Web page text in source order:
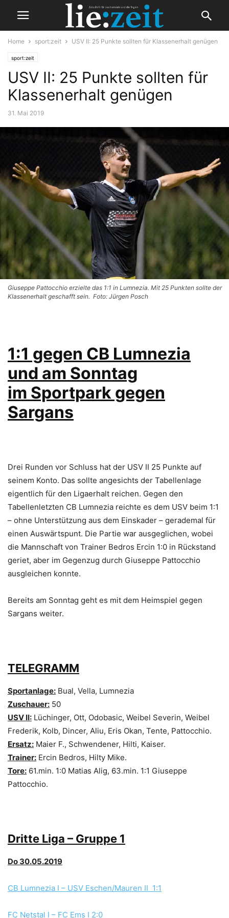
Home sport:zeit USV II: 25 Punkte sollten für Klassenerhalt genügen
sport:zeit
USV II: 25 Punkte sollten für
Klassenerhalt genügen
31. Mai 2019
Giuseppe Pattocchio erzielte das 1:1 in Lumnezia. Mit 25 Punkten sollte der
Klassenerhalt geschafft sein. Foto: Jürgen Posch
1:1 gegen CB Lumnezia
und am Sonntag
im Sportpark gegen
Sargans
Drei Runden vor Schluss hat der USV II 25 Punkte auf
seinem Konto. Das sollte angesichts der Tabellenlage
eigentlich für den Ligaerhalt reichen. Gegen den
Tabellenletzten CB Lumnezia reichte es dem USV beim 1:1
– ohne Unterstützung aus dem Einskader – gerademal für
einen Auswärtspunt. Die Partie war ausgeglichen, wobei
die Mannschaft von Trainer Bedros Ercin 1:0 in Rückstand
geriet, aber im Gegenzug durch Giuseppe Pattocchio
ausgleichen konnte.
Bereits am Sonntag geht es mit dem Heimspiel gegen
Sargans weiter.
TELEGRAMM
Sportanlage: Bual, Vella, Lumnezia
Zuschauer: 50
USV II: Lüchinger, Ott, Odobasic, Weibel Severin, Weibel
Frederik, Kolb, Dincer, Aliu, Eris Okan, Tente, Pattocchio.
Ersatz: Maier F., Schwendener, Hilti, Kaiser.
Trainer: Ercin Bedros, Hilty Mike.
Tore: 61.min. 1:0 Matias Alig, 63.min. 1:1 Giuseppe
Pattocchio.
Dritte Liga – Gruppe 1
Do 30.05.2019
CB Lumnezia I – USV Eschen/Mauren II 1:1
FC Netstal I – FC Ems I 2:0